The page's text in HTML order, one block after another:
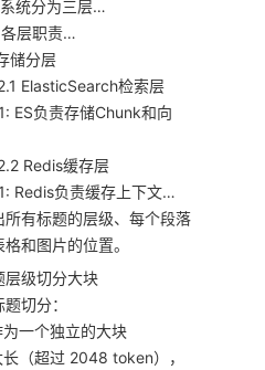
统分为三层…
层职责…
储分层
ElasticSearch检索层
ES负责存储Chunk和向
Redis缓存层
Redis负责缓存上下文…
所有标题的层级、每个段落
和图片的位置。
层级切分大块
切分：
一个独立的大块
（超过 2048 token），